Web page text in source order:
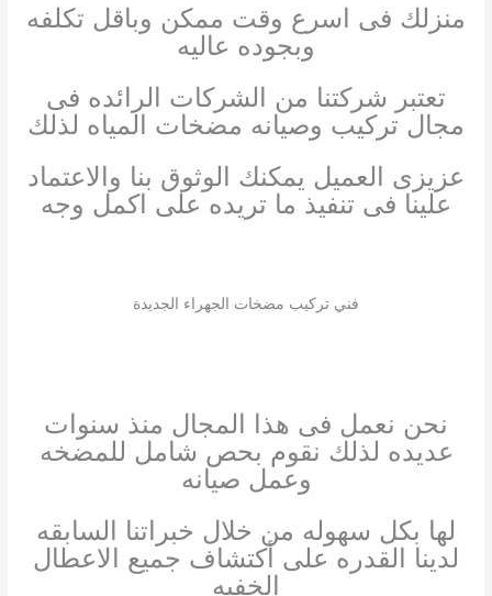
منزلك فى اسرع وقت ممكن وباقل تكلفه
وبجوده عاليه
تعتبر شركتنا من الشركات الرائده فى
مجال تركيب وصيانه مضخات المياه لذلك
عزيزى العميل يمكنك الوثوق بنا والاعتماد
علينا فى تنفيذ ما تريده على اكمل وجه
فني تركيب مضخات الجهراء الجديدة
نحن نعمل فى هذا المجال منذ سنوات
عديده لذلك نقوم بحص شامل للمضخه
وعمل صيانه
لها بكل سهوله من خلال خبراتنا السابقه
لدينا القدره على أكتشاف جميع الاعطال
الخفيه